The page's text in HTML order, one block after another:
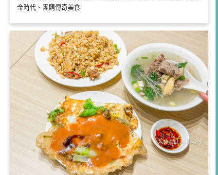
金時代、團購傳奇美食